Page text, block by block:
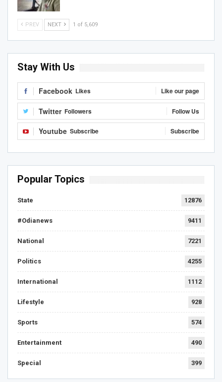
PREV NEXT 1 of 5,609
Stay With Us
Facebook Likes Like our page
Twitter Followers Follow Us
Youtube Subscribe Subscribe
Popular Topics
State 12876
#Odianews 9411
National 7221
Politics 4255
International 1112
Lifestyle 928
Sports 574
Entertainment 490
Special 399